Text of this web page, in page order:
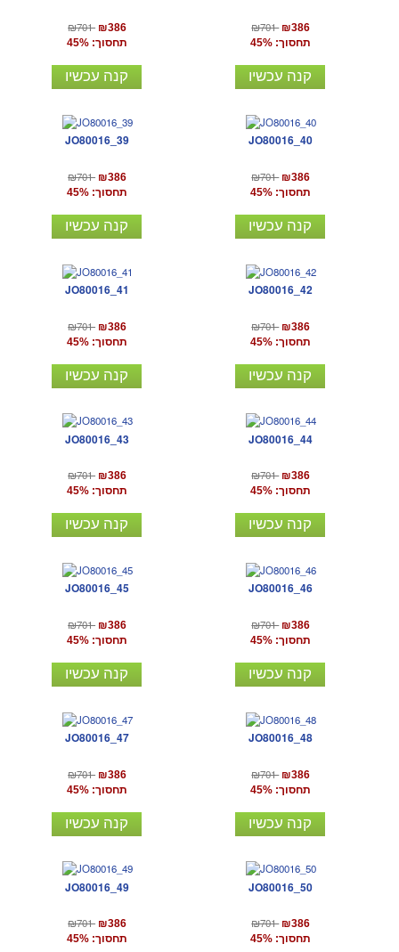
₪701 ₪386
תחסוך: 45%
קנה עכשיו
₪701 ₪386
תחסוך: 45%
קנה עכשיו
JO80016_39
₪701 ₪386
תחסוך: 45%
קנה עכשיו
JO80016_40
₪701 ₪386
תחסוך: 45%
קנה עכשיו
JO80016_41
₪701 ₪386
תחסוך: 45%
קנה עכשיו
JO80016_42
₪701 ₪386
תחסוך: 45%
קנה עכשיו
JO80016_43
₪701 ₪386
תחסוך: 45%
קנה עכשיו
JO80016_44
₪701 ₪386
תחסוך: 45%
קנה עכשיו
JO80016_45
₪701 ₪386
תחסוך: 45%
קנה עכשיו
JO80016_46
₪701 ₪386
תחסוך: 45%
קנה עכשיו
JO80016_47
₪701 ₪386
תחסוך: 45%
קנה עכשיו
JO80016_48
₪701 ₪386
תחסוך: 45%
קנה עכשיו
JO80016_49
₪701 ₪386
תחסוך: 45%
JO80016_50
₪701 ₪386
תחסוך: 45%